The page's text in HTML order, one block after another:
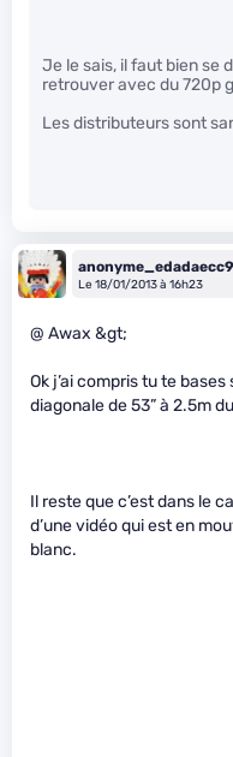
Je le sais, il faut bien se
retrouver avec du 720p
Les distributeurs sont
Le 18/01/2013 à 16h23
@ Awax &gt;
Ok j’ai compris tu te bases
diagonale de 53” à 2.5m
Il reste que c’est dans le
d’une vidéo qui est en
blanc.